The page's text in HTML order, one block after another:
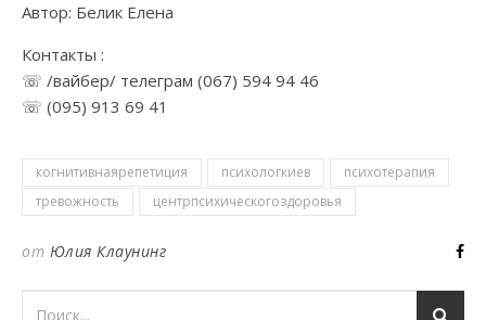
Автор: Белик Елена
Контакты :
☏ /вайбер/ телеграм (067) 594 94 46
☏ (095) 913 69 41
когнитивнаярепетиция психологкиев
психотерапия
тревожность
центрпсихическогоздоровья
от Юлия Клаунинг